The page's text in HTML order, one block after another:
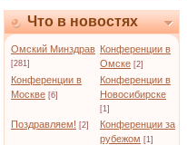
Что в новостях
Омский Минздрав
[281]
Конференции в
Омске [2]
Конференции в
Москве [6]
Конференции в
Новосибирске
[1]
Поздравляем! [2]
Конференции за
рубежом [1]